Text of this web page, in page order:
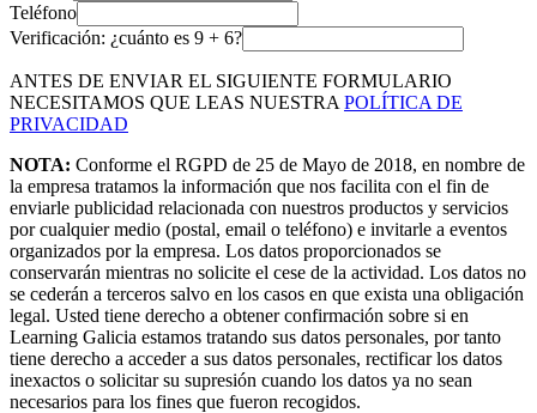
Teléfono
Verificación: ¿cuánto es 9 + 6?
ANTES DE ENVIAR EL SIGUIENTE FORMULARIO
NECESITAMOS QUE LEAS NUESTRA POLÍTICA DE
PRIVACIDAD
NOTA: Conforme el RGPD de 25 de Mayo de 2018, en nombre de
la empresa tratamos la información que nos facilita con el fin de
enviarle publicidad relacionada con nuestros productos y servicios
por cualquier medio (postal, email o teléfono) e invitarle a eventos
organizados por la empresa. Los datos proporcionados se
conservarán mientras no solicite el cese de la actividad. Los datos no
se cederán a terceros salvo en los casos en que exista una obligación
legal. Usted tiene derecho a obtener confirmación sobre si en
Learning Galicia estamos tratando sus datos personales, por tanto
tiene derecho a acceder a sus datos personales, rectificar los datos
inexactos o solicitar su supresión cuando los datos ya no sean
necesarios para los fines que fueron recogidos.